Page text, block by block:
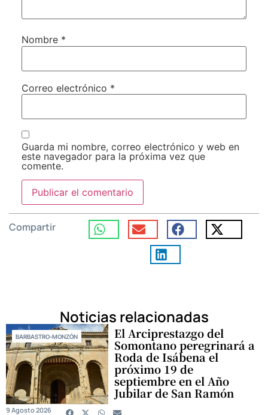
Nombre *
Correo electrónico *
Guarda mi nombre, correo electrónico y web en
este navegador para la próxima vez que
comente.
Compartir
Noticias relacionadas
BARBASTRO-MONZÓN El Arciprestazgo del
Somontano peregrinará a
Roda de Isábena el
próximo 19 de
septiembre en el Año
Jubilar de San Ramón
9 Agosto 2026